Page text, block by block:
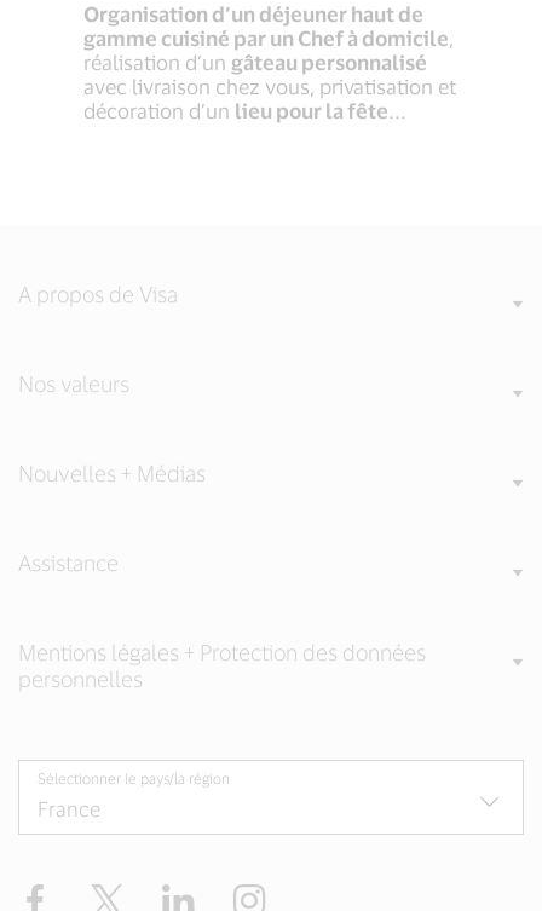
Organisation d’un déjeuner haut de
gamme cuisiné par un Chef à domicile,
réalisation d’un gâteau personnalisé
avec livraison chez vous, privatisation et
décoration d’un lieu pour la fête...
A propos de Visa
Nos valeurs
Nouvelles + Médias
Assistance
Mentions légales + Protection des données
personnelles
Sélectionner le pays/la région
Facebook Twitter LinkedIn